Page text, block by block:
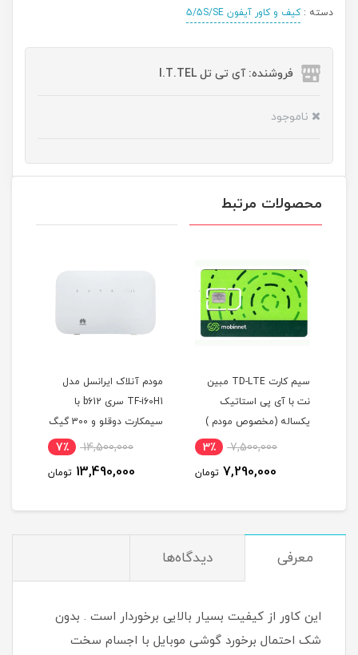
دسته :کیف و کاور آیفون 5/5S/SE
فروشنده: آی تی تل I.T.TEL
ناموجود
محصولات مرتبط
سیم کارت TD-LTE مبین
نت با آی پی استاتیک
یکساله (مخصوص مودم )
7,500,000 3٪
7,290,000 تومان
مودم آنلاک ایرانسل مدل
TF-i60H1 سری b612 با
سیمکارت دوقلو و 300 گیگ
اینترنت یکساله
14,500,000 7٪
13,490,000 تومان
معرفی دیدگاه‌ها
این کاور از کیفیت بسیار بالایی برخوردار است . بدون
شک احتمال برخورد گوشی موبایل با اجسام سخت